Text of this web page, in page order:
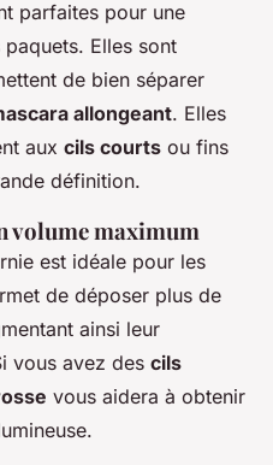
parfaites pour une
Elles sont
de bien séparer
allongeant. Elles
aux cils courts ou fins
définition.
volume maximum
est idéale pour les
de déposer plus de
ainsi leur
vous avez des cils
vous aidera à obtenir